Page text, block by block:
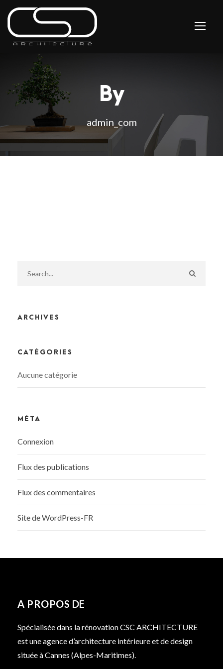
By
admin_com
ARCHIVES
CATÉGORIES
Aucune catégorie
MÉTA
Connexion
Flux des publications
Flux des commentaires
Site de WordPress-FR
A PROPOS DE
Spécialisée dans la rénovation CSC ARCHITECTURE
est une agence d’architecture intérieure et de design
située à Cannes (Alpes-Maritimes).